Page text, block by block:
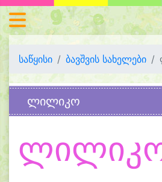
საწყისი ბავშვის სახელები
ლილიკო